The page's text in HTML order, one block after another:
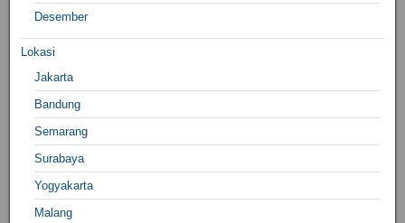
Desember
Lokasi
Jakarta
Bandung
Semarang
Surabaya
Yogyakarta
Malang